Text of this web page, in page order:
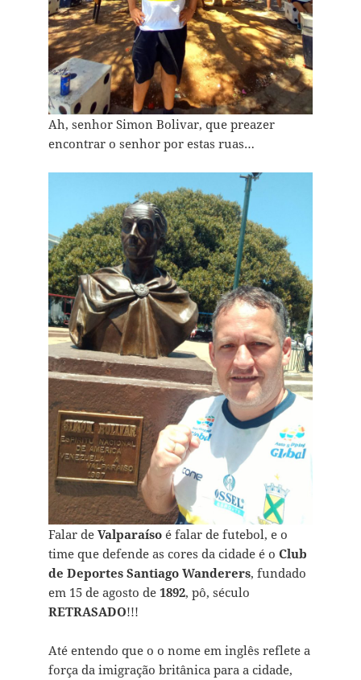
Ah, senhor Simon Bolivar, que preazer
encontrar o senhor por estas ruas…
Falar de Valparaísoé falar de futebol, e o
time que defende as cores da cidade é o Club
de Deportes Santiago Wanderers, fundado
em 15 de agosto de 1892, pô, século
RETRASADO!!!
Até entendo que o o nome em inglês reflete a
força da imigração britânica para a cidade,